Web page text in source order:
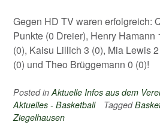
Gegen HD TV waren erfolgreich:
Punkte (0 Dreier), Henry Hamann
(0), Kaisu Lillich 3 (0), Mia Lewis
(0) und Theo Brüggemann 0 (0)!
Posted in Aktuelle Infos aus dem
Aktuelles - Basketball
Tagged
Ziegelhausen